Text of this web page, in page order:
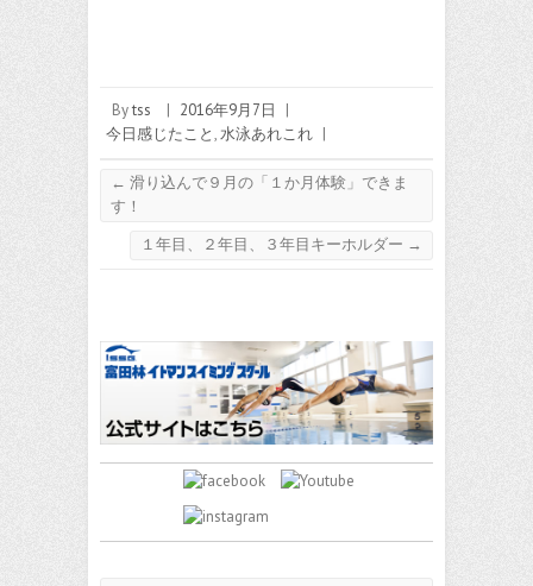
Bytss | 2016年9月7日
|
今日感じたこと,水泳あれこれ |
← 滑り込んで９月の「１か月体験」できま
す！
１年目、２年目、３年目キーホルダー →